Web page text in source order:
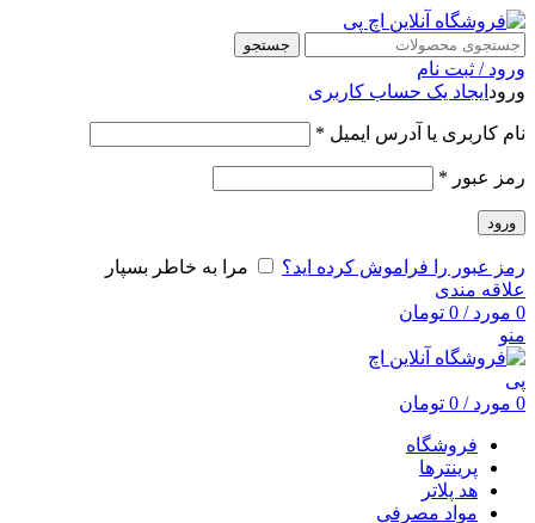
جستجو
ورود / ثبت نام
ورود ایجاد یک حساب کاربری
نام کاربری یا آدرس ایمیل *
رمز عبور *
ورود
رمز عبور را فراموش کرده اید؟
مرا به خاطر بسپار
علاقه مندی
0 مورد /
0 تومان
منو
0 مورد /
0 تومان
فروشگاه
پرینترها
هد پلاتر
مواد مصرفی